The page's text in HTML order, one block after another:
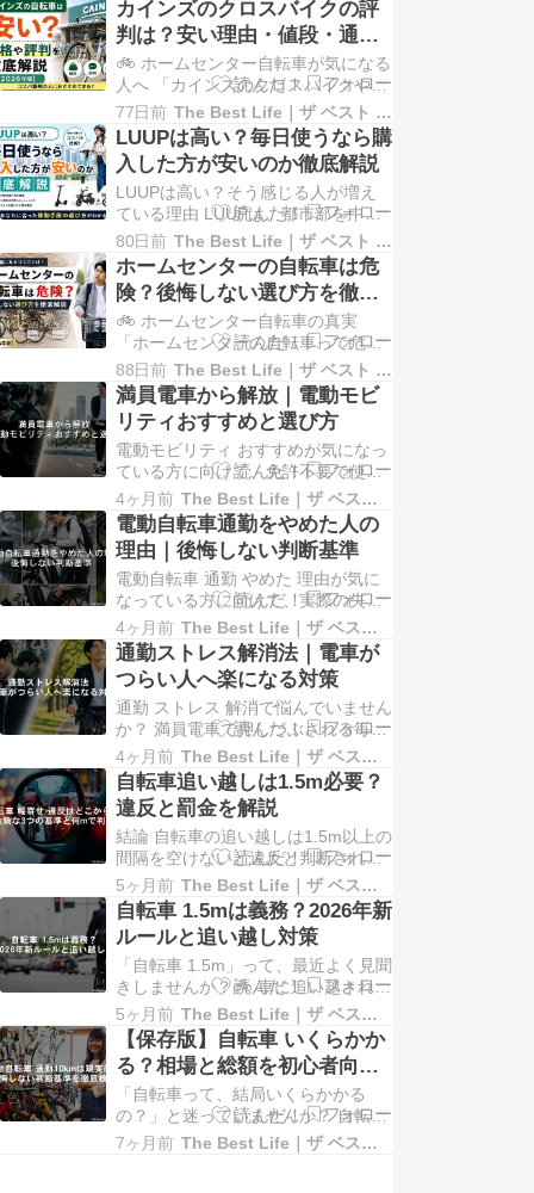
子育て中のパパママにとって、電動
自転車 子ども乗せモデルは、日々の
移動をかなりラクにしてくれる心強
いアイテムです。 子ども乗せ電動自
転車は、…
カインズのクロスバイクの評
判は？安い理由・値段・通勤
で使えるか解説
🚲 ホームセンター自転車が気になる
人へ 「カインズのクロスバイクや自
転車って、評判はどうなの？」 結
論、カインズのクロスバイクは「本
格スポーツバイク」というより、価
格を抑えて街乗り・短距離通勤に使
いたい人向けです。 安く買いやすい
一方で、長距離通勤や本格的なスポ
ーツ走行を考えて…
77日前 The Best Life｜ザ ベスト ライフ
LUUPは高い？毎日使うなら購
入した方が安いのか徹底解説
LUUPは高い？そう感じる人が増え
ている理由 LUUPは、都市部を中心
に急速に普及している電動モビリテ
ィサービスです。 「駅までちょっと
移動したい」「徒歩だと少し遠い」
といった場面で便利に使えるため、
利用者もかなり増えています。 実際
に使ってみると、 ✅ アプリですぐ乗
れる …
80日前 The Best Life｜ザ ベスト ライフ
ホームセンターの自転車は危
険？後悔しない選び方を徹底
解説【2026年版】
🚲 ホームセンター自転車の真実
「ホームセンターの自転車って危険
なの？」 ホームセンターへ行くと、
1万円台〜2万円台の安い自転車を見
かけることがありますよね。 しかし
その一方で、 ⚠️ 「壊れやすいって聞
いた…」 ⚠️ 「通勤で使って大丈
夫？」 ⚠️ 「専門店じゃないと危険な
の…
88日前 The Best Life｜ザ ベスト ライフ
満員電車から解放｜電動モビ
リティおすすめと選び方
電動モビリティ おすすめが気になっ
ている方に向けて、免許不要で使え
る最新の移動手段や選び方を初心者
にも分かりやすく解説します。 ※画
像はイメージです。 朝の満員電車に
押し込まれて、会社に着く前からす
でに疲れている…。 そんな毎日を変
えたくて、「電車に乗らない通勤方
法」を探してい…
4ヶ月前 The Best Life｜ザ ベスト ライフ
電動自転車通勤をやめた人の
理由｜後悔しない判断基準
電動自転車 通勤 やめた 理由が気に
なっている方に向けて、実際の失敗
例や後悔しないための判断基準を分
かりやすく解説します。 朝の満員電
車に押し込まれて、会社に着く前か
らもう疲れている…。 そんな毎日を
変えたくて、「電動自転車通勤」に
興味を持った人も多いと思います。
実際、電車に…
4ヶ月前 The Best Life｜ザ ベスト ライフ
通勤ストレス解消法｜電車が
つらい人へ楽になる対策
通勤 ストレス 解消で悩んでいません
か？ 満員電車で押しつぶされる毎日
や、長時間の通勤による疲れに悩ん
でいませんか？🚃 朝の混雑や遅延、
周囲への気遣いが重なることで、仕
事が始まる前からすでに消耗してし
まう…。そんな状態が続くと、「こ
のままでいいのか」と感じるのも無
理はありません…
4ヶ月前 The Best Life｜ザ ベスト ライフ
自転車追い越しは1.5m必要？
違反と罰金を解説
結論 自転車の追い越しは1.5m以上の
間隔を空けないと違反と判断される
可能性があります。 幅寄せは明確な
距離基準がないものの、危険と判断
されれば青切符の対象になるケース
もあります。 1.5m未満でも即違反で
はないが危険と判断されるとNG 自
転車への幅寄せは違反とされる可能
性あり…
5ヶ月前 The Best Life｜ザ ベスト ライフ
自転車 1.5mは義務？2026年新
ルールと追い越し対策
「自転車 1.5m」って、最近よく見聞
きしませんか？🚲 車に追い越される
瞬間にヒヤッとしたり、幅寄せっぽ
く感じたり…。「この距離で本当に
安全？」と不安になる人は多いはず
です。 そして2026年4月1日から、
ここに直結する“新ルール”がスター
トします。 自動車が自転車の右側を
通過…
5ヶ月前 The Best Life｜ザ ベスト ライフ
【保存版】自転車 いくらかか
る？相場と総額を初心者向け
に解説
「自転車って、結局いくらかかる
の？」と迷っていませんか？ 自転車
の価格は数千円から数十万円まで幅
が広く、 初めて選ぶ人ほど「安いの
7ヶ月前 The Best Life｜ザ ベスト ライフ